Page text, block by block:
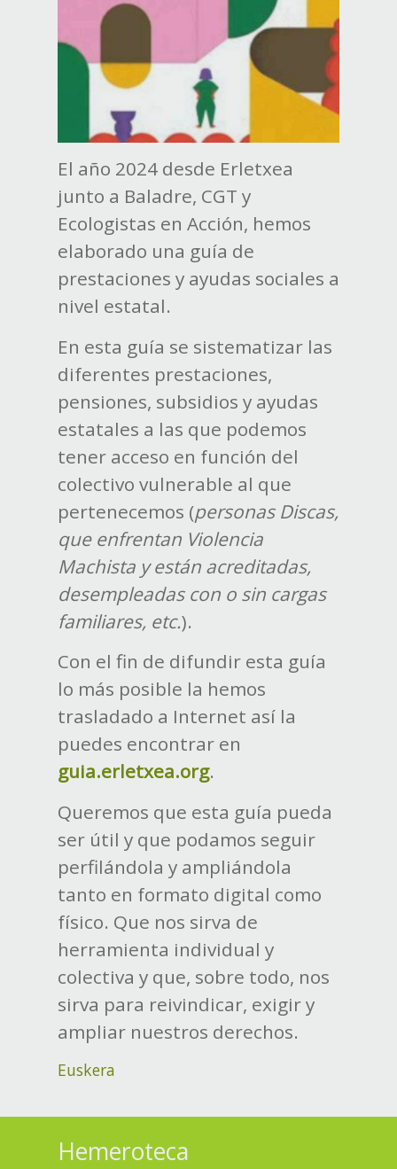
El año 2024 desde Erletxea
junto a Baladre, CGT y
Ecologistas en Acción, hemos
elaborado una guía de
prestaciones y ayudas sociales a
nivel estatal.
En esta guía se sistematizar las
diferentes prestaciones,
pensiones, subsidios y ayudas
estatales a las que podemos
tener acceso en función del
colectivo vulnerable al que
pertenecemos (personas Discas,
que enfrentan Violencia
Machista y están acreditadas,
desempleadas con o sin cargas
familiares, etc.).
Con el fin de difundir esta guía
lo más posible la hemos
trasladado a Internet así la
puedes encontrar en
guia.erletxea.org.
Queremos que esta guía pueda
ser útil y que podamos seguir
perfilándola y ampliándola
tanto en formato digital como
físico. Que nos sirva de
herramienta individual y
colectiva y que, sobre todo, nos
sirva para reivindicar, exigir y
ampliar nuestros derechos.
Euskera
Hemeroteca